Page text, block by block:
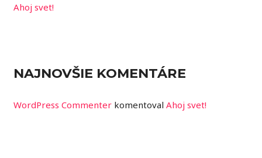
Ahoj svet!
NAJNOVŠIE KOMENTÁRE
WordPress Commenter komentovalAhoj svet!